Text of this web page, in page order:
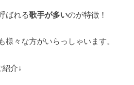
ばれる歌手が多いのが特徴！
々な方がいらっしゃいます。
ご紹介↓